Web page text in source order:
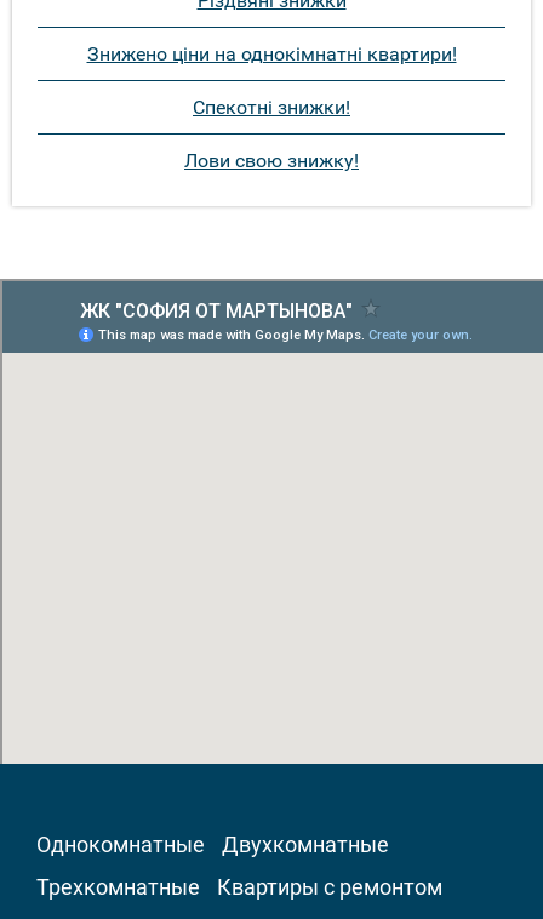
Знижено ціни на однокімнатні квартири!
Спекотні знижки!
Лови свою знижку!
Однокомнатные
Двухкомнатные
Трехкомнатные
Квартиры с ремонтом